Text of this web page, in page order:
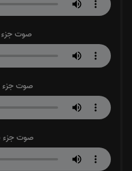
صوت جزء
صوت جزء
صوت جزء